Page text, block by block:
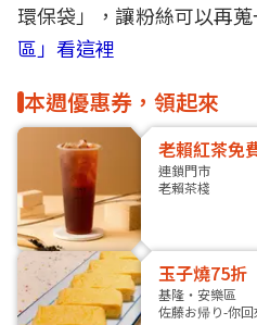
環保袋」，讓粉絲可以再
區」看這裡
本週優惠券，領起來
老賴紅茶免
連鎖門市
老賴茶棧
玉子燒75折
基隆・安樂區
佐藤お帰り-你回